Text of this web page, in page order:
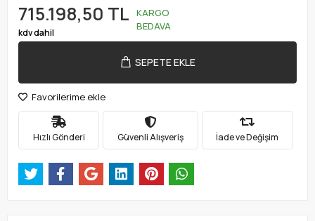
715.198,50 TL
kdv dahil
KARGO
BEDAVA
SEPETE EKLE
Favorilerime ekle
Hızlı Gönderi Güvenli Alışveriş İade ve Değişim